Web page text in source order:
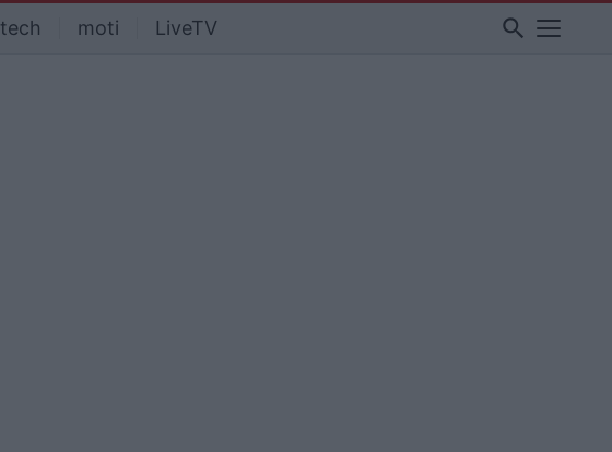
tech moti LiveTV search